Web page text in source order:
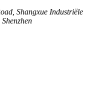
Shangxue Industriële